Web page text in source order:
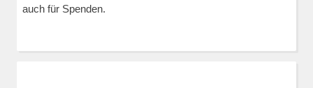
auch für Spenden.